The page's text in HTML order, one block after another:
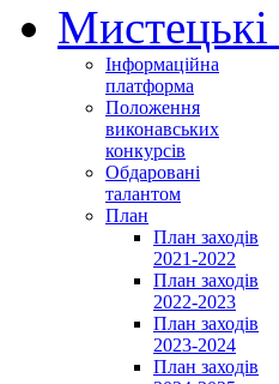
Інформаційна
платформа
Положення
виконавських
конкурсів
Обдаровані
талантом
План
План заходів
2021-2022
План заходів
2022-2023
План заходів
2023-2024
План заходів